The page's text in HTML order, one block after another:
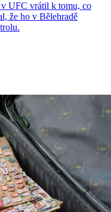
v UFC vrátil k tomu, co
že ho v Bělehradě